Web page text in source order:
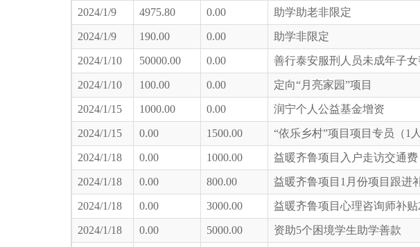
2024/1/9 4975.80 0.00 助学助老非限定
2024/1/9 190.00 0.00 助学非限定
2024/1/10 50000.00 0.00 善行泰安服刑人员未成年子女
2024/1/10 100.00 0.00 定向“月亮家园”项目
2024/1/15 1000.00 0.00 润宁个人公益基金增资
2024/1/15 0.00 1500.00 “依乐乡村”项目项目专员（1人
2024/1/18 0.00 1000.00 益暖齐鲁项目入户走访交通费
2024/1/18 0.00 800.00 益暖齐鲁项目1月份项目跟进
2024/1/18 0.00 3000.00 益暖齐鲁项目心理咨询师补贴
2024/1/18 0.00 5000.00 资助5个困境学生助学善款